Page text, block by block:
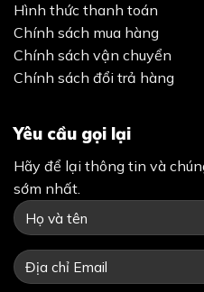
Hình thức thanh toán
Chính sách mua hàng
Chính sách vận chuyển
Chính sách đổi trả hàng
Yêu cầu gọi lại
Hãy để lại thông tin và
sớm nhất.